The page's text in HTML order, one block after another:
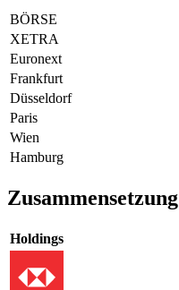
BÖRSE
XETRA
Euronext
Frankfurt
Düsseldorf
Paris
Wien
Hamburg
Zusammensetzung
Holdings